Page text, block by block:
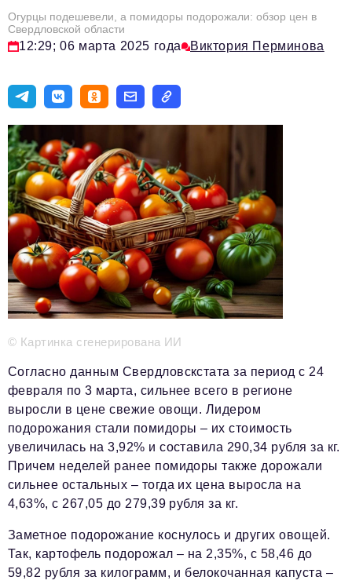
Туризм
Новости
ИННОПРОМ
Топ-100 влиятельных людей Свердловской области
Авторские материалы
Видео
ТОП-100 влиятельных людей — 2025
Телефон редакции:+7 495 727-01-67
Электронные почты редакции:
Информационный отдел
reklama@business-magazine.online
Отдел распространения/редакционная подписка
podpiska@business-magazine.online
Отдел по работе с партнерами
partner@business-magazine.online
Огурцы подешевели, а помидоры подорожали: обзор цен в
Свердловской области
12:29; 06 марта 2025 года Виктория Перминова
© Картинка сгенерирована ИИ
Согласно данным Свердловскстата за период с 24
февраля по 3 марта, сильнее всего в регионе
выросли в цене свежие овощи. Лидером
подорожания стали помидоры – их стоимость
увеличилась на 3,92% и составила 290,34 рубля за кг.
Причем неделей ранее помидоры также дорожали
сильнее остальных – тогда их цена выросла на
4,63%, с 267,05 до 279,39 рубля за кг.
Заметное подорожание коснулось и других овощей.
Так, картофель подорожал – на 2,35%, с 58,46 до
59,82 рубля за килограмм, и белокочанная капуста –